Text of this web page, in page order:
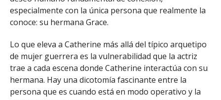
especialmente con la única persona que realmente la
conoce: su hermana Grace.
Lo que eleva a Catherine más allá del típico arquetipo
de mujer guerrera es la vulnerabilidad que la actriz
trae a cada escena donde Catherine interactúa con su
hermana. Hay una dicotomía fascinante entre la
persona que es cuando está en modo operativo y la